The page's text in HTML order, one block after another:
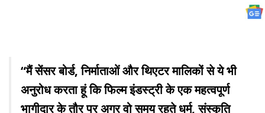
“मैं सेंसर बोर्ड, निर्माताओं और थिएटर मालिकों से ये भी
अनुरोध करता हूं कि फिल्म इंडस्ट्री के एक महत्वपूर्ण
भागीदार के तौर पर अगर वो समय रहते धर्म, संस्कृति